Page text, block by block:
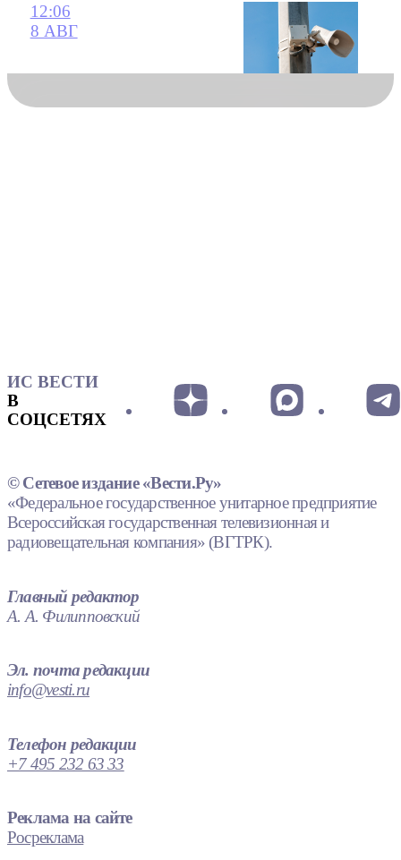
12:06
8 АВГ
ИС ВЕСТИ
В
СОЦСЕТЯХ
© Сетевое издание «Вести.Ру»
«Федеральное государственное унитарное предприятие
Всероссийская государственная телевизионная и
радиовещательная компания» (ВГТРК).
Главный редактор
А. А. Филипповский
Эл. почта редакции
info@vesti.ru
Телефон редакции
+7 495 232 63 33
Реклама на сайте
Росреклама